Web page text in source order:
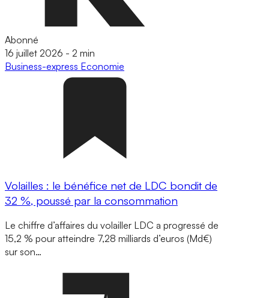
Abonné
16 juillet 2026 - 2 min
Business-express Economie
Volailles : le bénéfice net de LDC bondit de
32 %, poussé par la consommation
Le chiffre d’affaires du volailler LDC a progressé de
15,2 % pour atteindre 7,28 milliards d’euros (Md€)
sur son…